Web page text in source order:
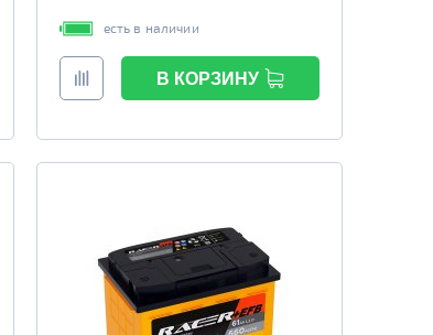
есть в наличии
В КОРЗИНУ